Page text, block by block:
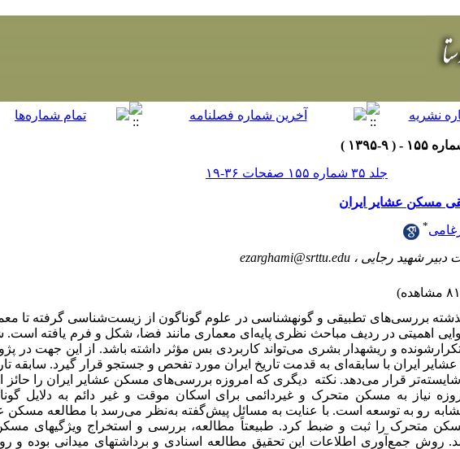
جلد ۳۵ شماره ۱۵۵ صفحات ۳۶-۱۹
مسکن عشایر ایران
*
دبیر شهید رجایی ، ezarghami@srttu.edu
بررسی‌های تطبیقی و گونه­شناسی در علوم گوناگون از زیست‌شناسی گرفته تا
اهمیتی در ردیف مباحث نظری پایه‌ای معماری مانند فضا، شکل و فرم یافته است.
تکرارشونده و ریشه­دار بشری می‌تواند کاربردی بس مؤثر داشته باشد. از این‌ جهت
عشایر ایران با سابقه‌ای به قدمت تاریخ ایران مورد تفحص و جستجو قرار گیرد. سابقه
قرار می‌دهد. نکته دیگری که امروزه بررسی‌های مسکن عشایر ایران را حائز
نیاز به مسکن متحرک و غیردائمی برای اسکان موقت و غیر دائم به دلایل
رو به توسعه است. ‌با عنایت به مسائل پیش‌گفته به‌نظر می‌رسد با مطالعه مسکن
متحرک را ثبت و ضبط کرد. طبیعتاً مطالعه، بررسی و استخراج ویژگی­های مسکن
روش جمع‌آوری اطلاعات این تحقیق مطالعه اسنادی و برداشت­های میدانی بوده و